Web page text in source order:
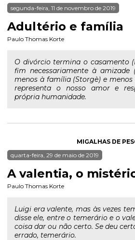
segunda-feira, 11 de novembro de 2019
Adultério e família
Paulo Thomas Korte
O divórcio termina o casamento
fim necessariamente à
menos à família (Storgè) e menos
representa o nosso amor e
própria humanidade.
MIGALHAS DE
quarta-feira, 29 de maio de 2019
A valentia, o
Paulo Thomas Korte
Luigi era valente, mas às vezes
disse ele, entre o temerário e o
coisa dar ou não certo. Se deu
errado, temerário.